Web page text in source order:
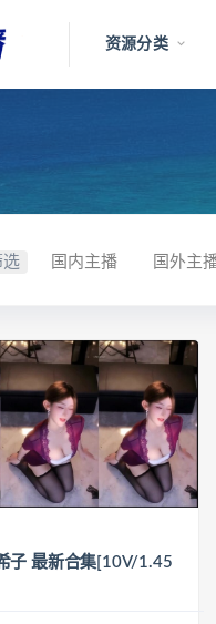
资源分类
选 国内主播 国外主
子 最新合集[10V/1.45